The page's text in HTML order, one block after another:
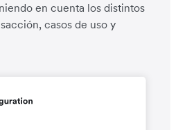
en cuenta los distintos
casos de uso y